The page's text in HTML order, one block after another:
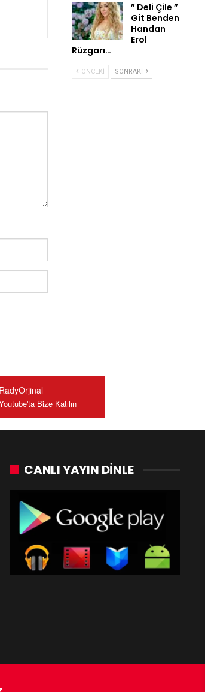
” Deli Çile ”
Git Benden
Handan
Erol
Rüzgarı…
ÖNCEKI SONRAKI
RadyOrjinal
Bize Katılın
CANLI YAYIN DINLE